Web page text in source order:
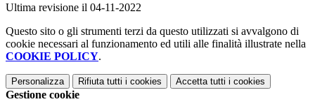
Ultima revisione il 04-11-2022
Questo sito o gli strumenti terzi da questo utilizzati si avvalgono di
cookie necessari al funzionamento ed utili alle finalità illustrate nella
COOKIE POLICY.
Personalizza Rifiuta tutti i cookies Accetta tutti i cookies
Gestione cookie